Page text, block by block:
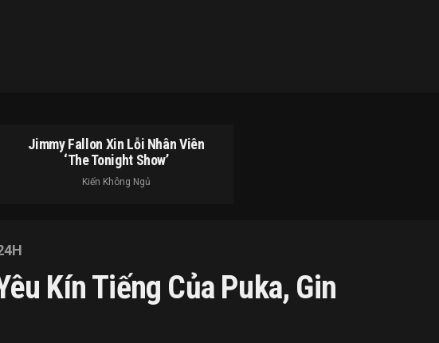
Jimmy Fallon Xin Lỗi Nhân Viên
‘The Tonight Show’
Kiến Không Ngủ
Kín Tiếng Của Puka, Gin